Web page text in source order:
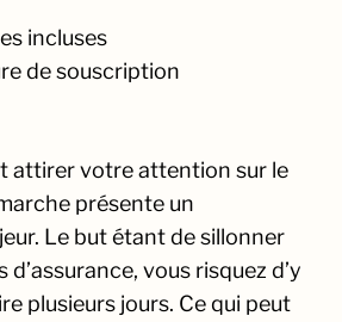
incluses
de souscription
attirer votre attention sur le
présente un
Le but étant de sillonner
vous risquez d’y
plusieurs jours. Ce qui peut